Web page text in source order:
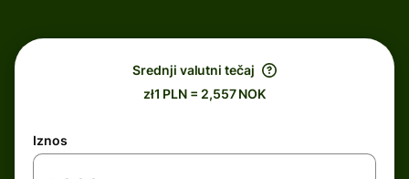
Srednji valutni tečaj
zł1 PLN = 2,557 NOK
Iznos